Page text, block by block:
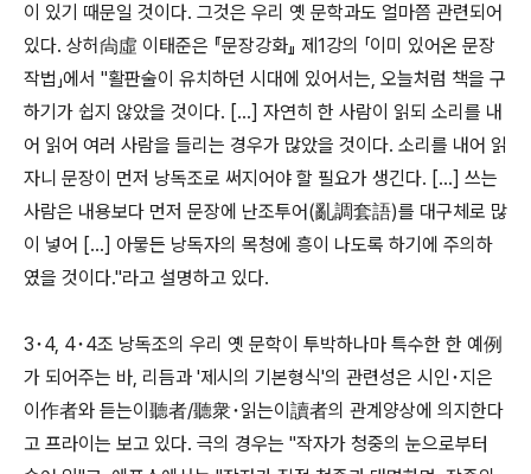
이 있기 때문일 것이다. 그것은 우리 옛 문학과도 얼마쯤 관련되어
있다. 상허尙虛 이태준은 『문장강화』 제1강의 「이미 있어온 문장
작법」에서 "활판술이 유치하던 시대에 있어서는, 오늘처럼 책을 구
하기가 쉽지 않았을 것이다. […] 자연히 한 사람이 읽되 소리를 내
어 읽어 여러 사람을 들리는 경우가 많았을 것이다. 소리를 내어 읽
자니 문장이 먼저 낭독조로 써지어야 할 필요가 생긴다. […] 쓰는
사람은 내용보다 먼저 문장에 난조투어(亂調套語)를 대구체로 많
이 넣어 […] 아뭏든 낭독자의 목청에 흥이 나도록 하기에 주의하
였을 것이다."라고 설명하고 있다.
3･4, 4･4조 낭독조의 우리 옛 문학이 투박하나마 특수한 한 예例
가 되어주는 바, 리듬과 '제시의 기본형식'의 관련성은 시인･지은
이作者와 듣는이聽者/聽衆･읽는이讀者의 관계양상에 의지한다
고 프라이는 보고 있다. 극의 경우는 "작자가 청중의 눈으로부터